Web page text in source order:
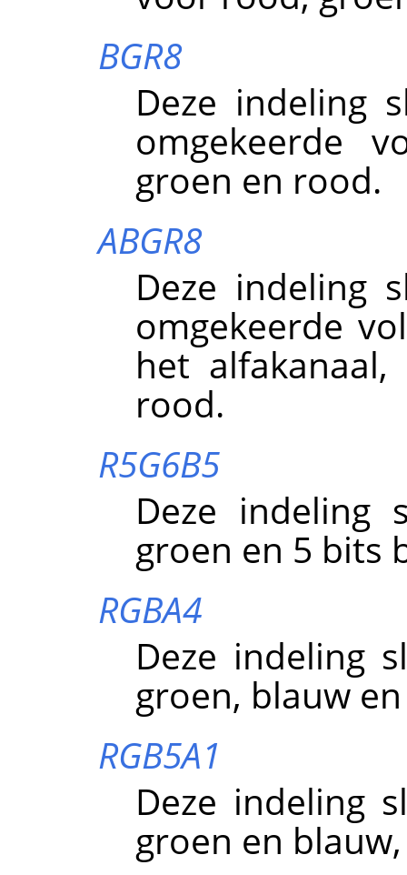
BGR8
Deze indeling
omgekeerde
groen en rood.
ABGR8
Deze indeling
omgekeerde
het
rood.
R5G6B5
Deze
groen en 5 bits
RGBA4
Deze indeling
groen, blauw
RGB5A1
Deze indeling
groen en